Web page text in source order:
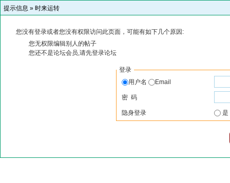
提示信息 » 时来运转
您没有登录或者您没有权限访问此页面，可能有如下几个原因:
您无权限编辑别人的帖子
您还不是论坛会员,请先登录论坛
登录
用户名
Email
密 码
隐身登录